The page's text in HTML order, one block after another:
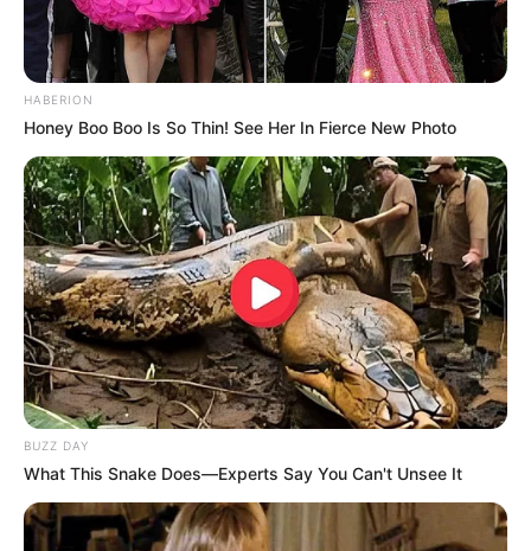
Serem! 9 Chat Ojek Online &
Pelanggan Ini Bikin Auto
Merinding
HABERION
Honey Boo Boo Is So Thin! See Her In Fierce New Photo
BUZZ DAY
What This Snake Does—Experts Say You Can't Unsee It